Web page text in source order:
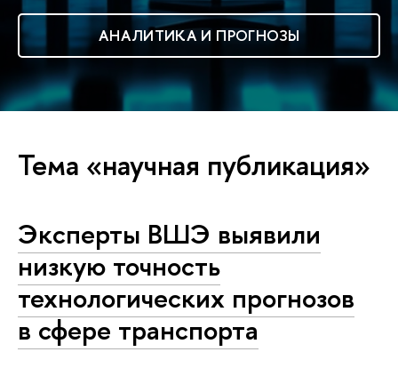
АНАЛИТИКА И ПРОГНОЗЫ
Тема «научная публикация»
Эксперты ВШЭ выявили
низкую точность
технологических прогнозов
в сфере транспорта